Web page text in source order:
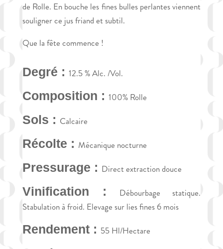
de Rolle. En bouche les fines bulles perlantes viennent
souligner ce jus friand et subtil.
Que la fête commence !
Degré : 12.5 % Alc. /Vol.
Composition : 100% Rolle
Sols : Calcaire
Récolte : Mécanique nocturne
Pressurage : Direct extraction douce
Vinification :
Débourbage statique.
Stabulation à froid. Elevage sur lies fines 6 mois
Rendement : 55 Hl/Hectare